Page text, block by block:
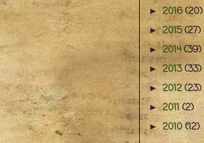
►2016(20)
►2015(27)
►2014(39)
► 2013(33)
►2012(23)
►2011(2)
►2010(12)